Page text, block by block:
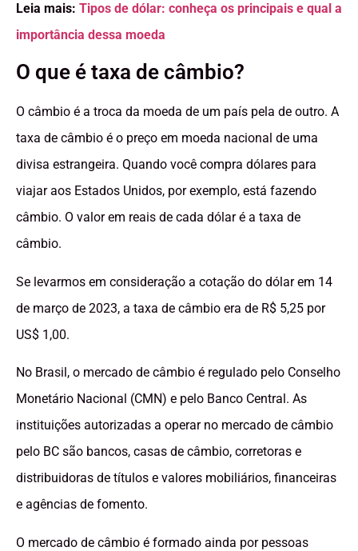
Leia mais: Tipos de dólar: conheça os principais e qual a
importância dessa moeda
O que é taxa de câmbio?
O câmbio é a troca da moeda de um país pela de outro. A
taxa de câmbio é o preço em moeda nacional de uma
divisa estrangeira. Quando você compra dólares para
viajar aos Estados Unidos, por exemplo, está fazendo
câmbio. O valor em reais de cada dólar é a taxa de
câmbio.
Se levarmos em consideração a cotação do dólar em 14
de março de 2023, a taxa de câmbio era de R$ 5,25 por
US$ 1,00.
No Brasil, o mercado de câmbio é regulado pelo Conselho
Monetário Nacional (CMN) e pelo Banco Central. As
instituições autorizadas a operar no mercado de câmbio
pelo BC são bancos, casas de câmbio, corretoras e
distribuidoras de títulos e valores mobiliários, financeiras
e agências de fomento.
O mercado de câmbio é formado ainda por pessoas